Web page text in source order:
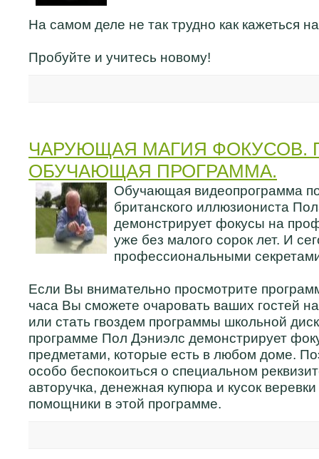
На самом деле не так трудно как кажеться
Пробуйте и учитесь новому!
ЧАРУЮЩАЯ МАГИЯ ФОКУСОВ.
ОБУЧАЮЩАЯ ПРОГРАММА.
Обучающая видеопрограмма
британского иллюзиониста
демонстрирует фокусы на
уже без малого сорок лет. И
профессиональными
Если Вы внимательно просмотрите
часа Вы сможете очаровать ваших гостей
или стать гвоздем программы школьной
программе Пол Дэниэлс демонстрирует
предметами, которые есть в любом доме.
особо беспокоиться о специальном
авторучка, денежная купюра и кусок
помощники в этой программе.